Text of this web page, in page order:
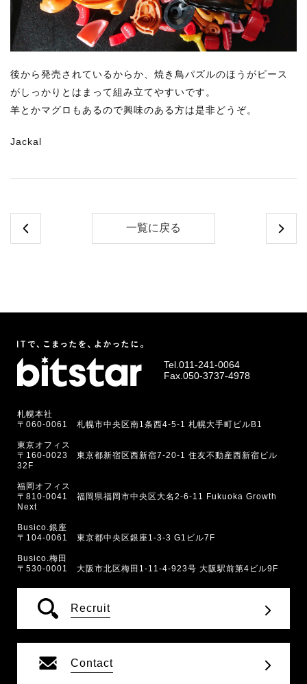
後から発売されているからか、焼き鳥パズルのほうがピース
がしっかりとはまって組み立てやすいです。
羊とかマグロもあるので興味のある方は是非どうぞ。
Jackal
一覧に戻る
Tel.011-241-0064
Fax.050-3737-4978
札幌本社
〒060-0061 札幌市中央区南1条西4-5-1 札幌大手町ビルB1
東京オフィス
〒160-0023 東京都新宿区西新宿7-20-1 住友不動産西新宿ビル
32F
福岡オフィス
〒810-0041 福岡県福岡市中央区大名2-6-11 Fukuoka Growth
Next
Busico.銀座
〒104-0061 東京都中央区銀座1-3-3 G1ビル7F
Busico.梅田
〒530-0001 大阪市北区梅田1-11-4-923号 大阪駅前第4ビル9F
Recruit
Contact